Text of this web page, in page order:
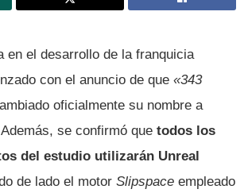
en el desarrollo de la franquicia
con el anuncio de que «343
oficialmente su nombre a
se confirmó que todos los
del estudio utilizarán Unreal
de lado el motor Slipspace empleado